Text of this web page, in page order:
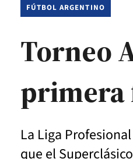
FÚTBOL ARGENTINO
Torneo
primera
La Liga
que el